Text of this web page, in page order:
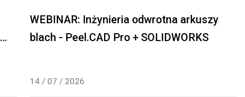
WEBINAR: Inżynieria odwrotna arkuszy
blach - Peel.CAD Pro + SOLIDWORKS
14 / 07 / 2026